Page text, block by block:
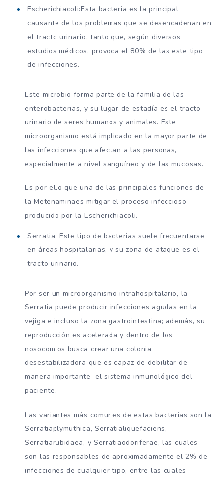
Escherichiacoli:Esta bacteria es la principal
causante de los problemas que se desencadenan en
el tracto urinario, tanto que, según diversos
estudios médicos, provoca el 80% de las este tipo
de infecciones.
Este microbio forma parte de la familia de las
enterobacterias, y su lugar de estadía es el tracto
urinario de seres humanos y animales. Este
microorganismo está implicado en la mayor parte de
las infecciones que afectan a las personas,
especialmente a nivel sanguíneo y de las mucosas.
Es por ello que una de las principales funciones de
la Metenaminaes mitigar el proceso infeccioso
producido por la Escherichiacoli.
Serratia: Este tipo de bacterias suele frecuentarse
en áreas hospitalarias, y su zona de ataque es el
tracto urinario.
Por ser un microorganismo intrahospitalario, la
Serratia puede producir infecciones agudas en la
vejiga e incluso la zona gastrointestina; además, su
reproducción es acelerada y dentro de los
nosocomios busca crear una colonia
desestabilizadora que es capaz de debilitar de
manera importante el sistema inmunológico del
paciente.
Las variantes más comunes de estas bacterias son la
Serratiaplymuthica, Serratialiquefaciens,
Serratiarubidaea, y Serratiaodoriferae, las cuales
son las responsables de aproximadamente el 2% de
infecciones de cualquier tipo, entre las cuales